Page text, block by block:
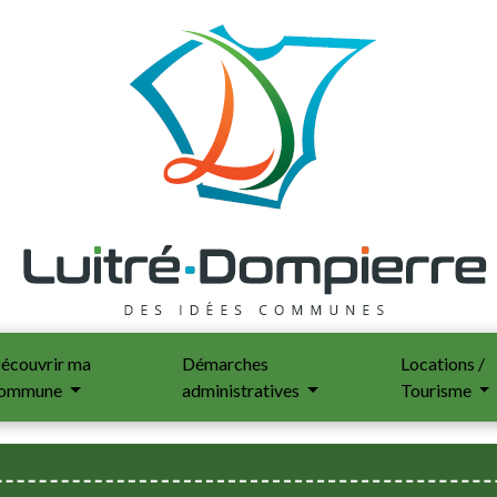
ma
Démarches
administratives
Locations /
Tourisme